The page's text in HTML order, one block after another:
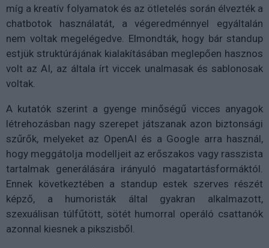
míg a kreatív folyamatok és az ötletelés során élvezték a
chatbotok használatát, a végeredménnyel egyáltalán
nem voltak megelégedve. Elmondták, hogy bár standup
estjük struktúrájának kialakításában meglepően hasznos
volt az AI, az általa írt viccek unalmasak és sablonosak
voltak.
A kutatók szerint a gyenge minőségű vicces anyagok
létrehozásban nagy szerepet játszanak azon biztonsági
szűrők, melyeket az OpenAI és a Google arra használ,
hogy meggátolja modelljeit az erőszakos vagy rasszista
tartalmak generálására irányuló magatartásformáktól.
Ennek következtében a standup estek szerves részét
képző, a humoristák által gyakran alkalmazott,
szexuálisan túlfűtött, sötét humorral operáló csattanók
azonnal kiesnek a pikszisből.